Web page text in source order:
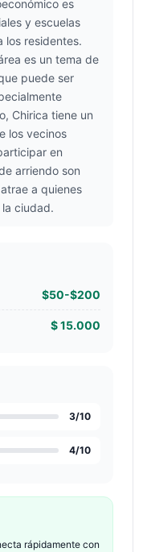
es
y escuelas
los residentes.
es un tema de
puede ser
Chirica tiene un
los vecinos
en
arriendo son
a quienes
ciudad.
$50-$200
$ 15.000
3/10
4/10
rápidamente con